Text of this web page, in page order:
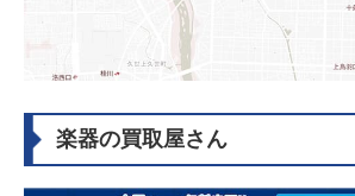
楽器の買取屋さん